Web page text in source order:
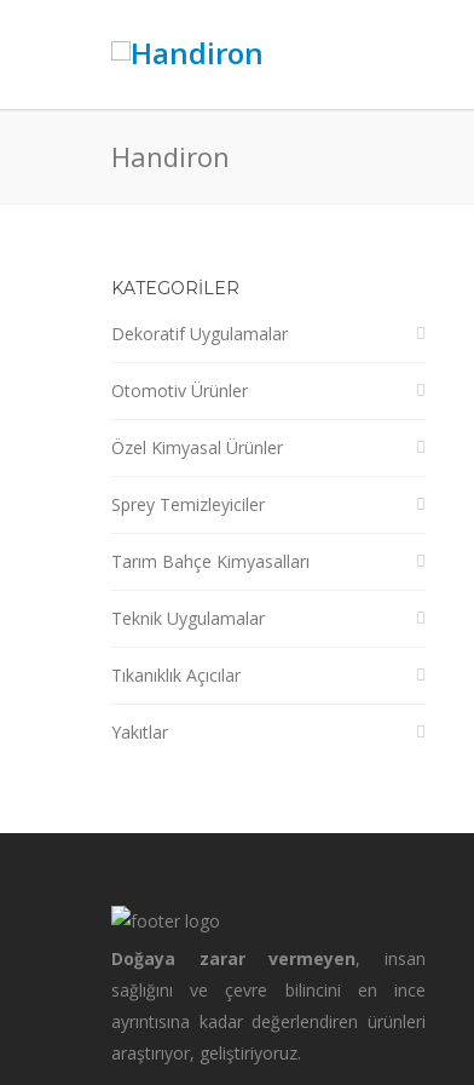
Handiron
KATEGORİLER
Dekoratif Uygulamalar
Otomotiv Ürünler
Özel Kimyasal Ürünler
Sprey Temizleyiciler
Tarım Bahçe Kimyasalları
Teknik Uygulamalar
Tıkanıklık Açıcılar
Yakıtlar
Doğaya zarar vermeyen, insan
sağlığını ve çevre bilincini en ince
ayrıntısına kadar değerlendiren ürünleri
araştırıyor, geliştiriyoruz.